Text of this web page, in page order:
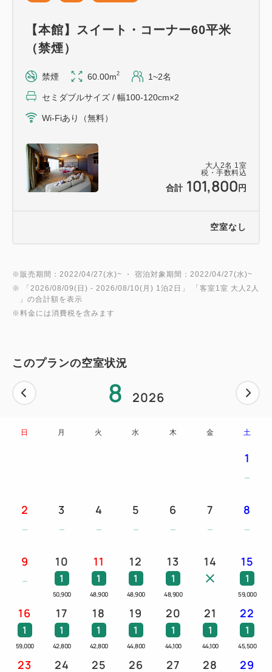
※アルコールのご提供は16:00からとなります。
※17:00～17:30はクローズタイムとなりますので、
あらかじめご了承ください。
■ナイトキャップサービス（BAR「パドル」）
BAR「パドル」にて、スイートルームご宿泊のお客
いたします。
ご利用の際は、ゴールドキーをご持参のうえ、お好き
なドリンクを1杯お選びください。
い。
※20歳未満の方はご利用いただけません。
※プレミアム特典の専用メニューおよびナイトキャッ
利用いただけます。
しております。
☆ポーラの体験型新ブランド『IUGEN（イウゲ
ン）』のシャンプー・コンディショナー・ボディーソ
ープ＆バスジェル
☆ポーラのB.A SKINCARE EXPERIENCE KIT
☆ネスプレッソ（フレーバーはトウキョウ ルンゴ、
ストックホルム ルンゴ）
大人 2名 1 室
税・手数料込
合計 101,800 円
【本館】スイート・コーナー60平米
（禁煙）
禁煙 60.00m2 1~2名
セミダブルサイズ / 幅100-120cm×2
Wi-Fiあり（無料）
空室なし
※販売期間：2022/04/27(水)~ ・ 宿泊対象期間：2022/04/27(水)~
※ 「 2026/08/09(日) - 2026/08/10(月) 1泊2日 」 「客室1室 大人2人
」の合計額を表示
※料金には消費税を含みます
このプランの空室状況
8 2026
日 月 火 水 木 金 土
1
2 3 4 5 6 7 8
9 10
1
50,900
11
1
48,900
12
1
48,900
13
1
48,900
14 15
1
59,000
16
1
59,000
17
1
42,800
18
1
42,800
19
1
44,800
20
1
44,100
21
1
44,100
22
1
45,500
23 24 25 26 27 28 29